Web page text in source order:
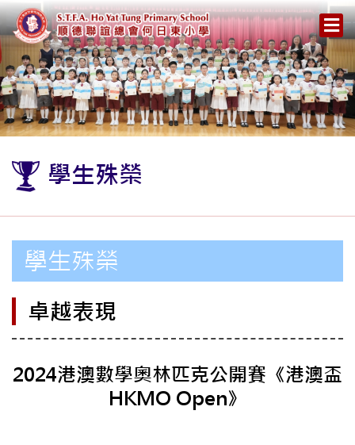
學生殊榮
學生殊榮
卓越表現
2024港澳數學奧林匹克公開賽《港澳盃
HKMO Open》